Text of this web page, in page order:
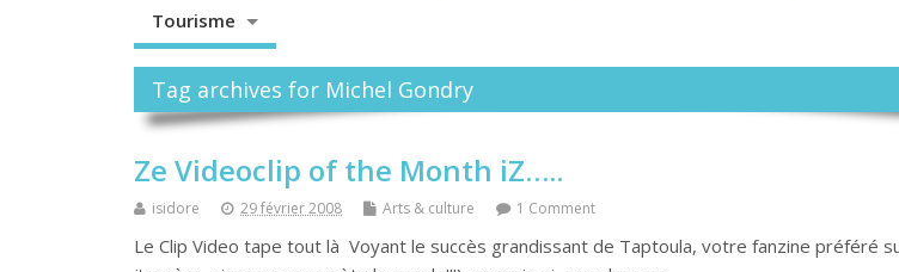
Tourisme
Tag archives for Michel Gondry
Ze Videoclip of the Month iZ…..
isidore 29 février 2008 Arts & culture 1 Comment
Le Clip Video tape tout là Voyant le succès grandissant de Taptoula, votre fanzine préféré